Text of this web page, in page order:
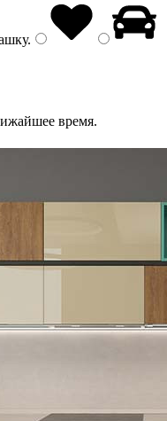
.
время.